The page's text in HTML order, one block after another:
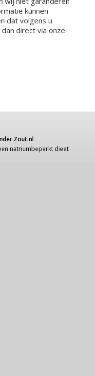
kunnen
dat volgens u
direct via onze
Zout.nl
natriumbeperkt dieet